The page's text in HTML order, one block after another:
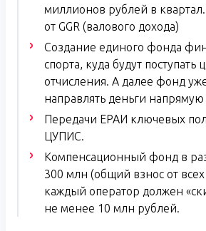
миллионов рублей в
от GGR (валового дохода)
Создание единого фонда
спорта, куда будут поступать
отчисления. А далее фонд
направлять деньги
Передачи ЕРАИ ключевых
ЦУПИС.
Компенсационный фонд в
300 млн (общий взнос от
каждый оператор должен
не менее 10 млн рублей.